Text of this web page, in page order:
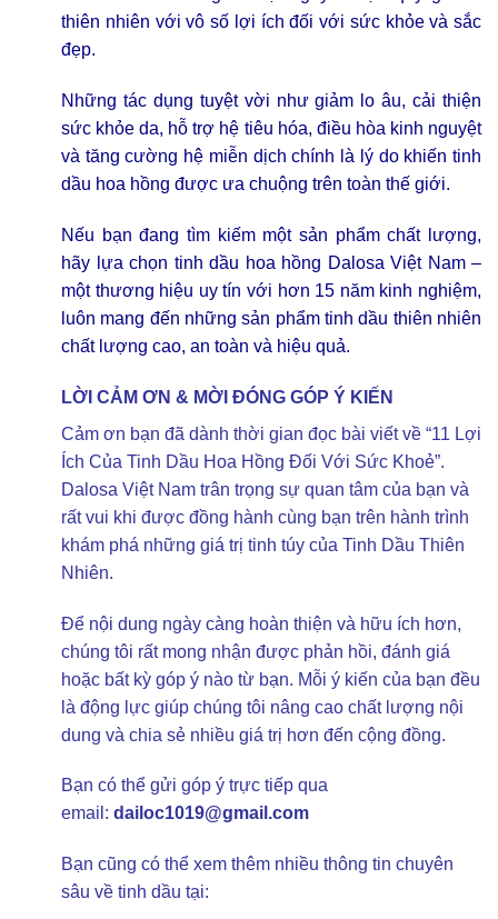
thiên nhiên với vô số lợi ích đối với sức khỏe và sắc
đẹp.
Những tác dụng tuyệt vời như giảm lo âu, cải thiện
sức khỏe da, hỗ trợ hệ tiêu hóa, điều hòa kinh nguyệt
và tăng cường hệ miễn dịch chính là lý do khiến tinh
dầu hoa hồng được ưa chuộng trên toàn thế giới.
Nếu bạn đang tìm kiếm một sản phẩm chất lượng,
hãy lựa chọn tinh dầu hoa hồng Dalosa Việt Nam –
một thương hiệu uy tín với hơn 15 năm kinh nghiệm,
luôn mang đến những sản phẩm tinh dầu thiên nhiên
chất lượng cao, an toàn và hiệu quả.
LỜI CẢM ƠN & MỜI ĐÓNG GÓP Ý KIẾN
Cảm ơn bạn đã dành thời gian đọc bài viết về “11 Lợi
Ích Của Tinh Dầu Hoa Hồng Đối Với Sức Khoẻ”.
Dalosa Việt Nam trân trọng sự quan tâm của bạn và
rất vui khi được đồng hành cùng bạn trên hành trình
khám phá những giá trị tinh túy của Tinh Dầu Thiên
Nhiên.
Để nội dung ngày càng hoàn thiện và hữu ích hơn,
chúng tôi rất mong nhận được phản hồi, đánh giá
hoặc bất kỳ góp ý nào từ bạn. Mỗi ý kiến của bạn đều
là động lực giúp chúng tôi nâng cao chất lượng nội
dung và chia sẻ nhiều giá trị hơn đến cộng đồng.
Bạn có thể gửi góp ý trực tiếp qua
email: dailoc1019@gmail.com
Bạn cũng có thể xem thêm nhiều thông tin chuyên
sâu về tinh dầu tại: